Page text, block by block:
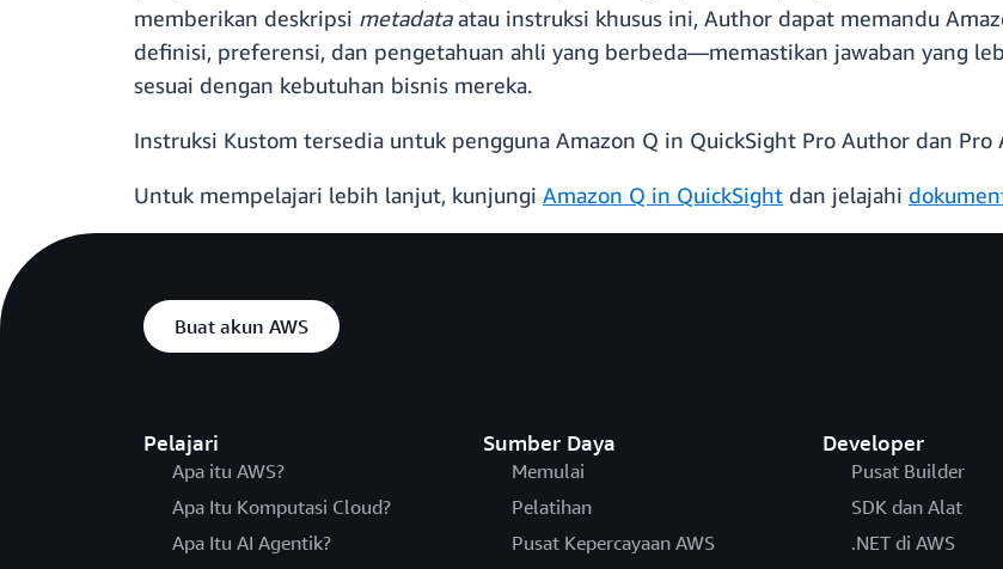
memberikan deskripsi metadataatau instruksi khusus ini, Author dapat memandu
definisi, preferensi, dan pengetahuan ahli yang berbeda—memastikan jawaban yang
sesuai dengan kebutuhan bisnis mereka.
Instruksi Kustom tersedia untuk pengguna Amazon Q in QuickSight Pro Author dan Pro
Untuk mempelajari lebih lanjut, kunjungi Amazon Q in QuickSight dan jelajahi
Buat akun AWS
Pelajari
Apa itu AWS?
Apa Itu Komputasi Cloud?
Apa Itu AI Agentik?
Sumber Daya
Memulai
Pelatihan
Pusat Kepercayaan AWS
Developer
Pusat Builder
SDK dan Alat
.NET di AWS